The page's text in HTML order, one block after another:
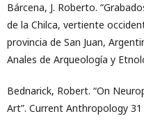
Bárcena, J. Roberto.
de la Chilca, vertiente
provincia de San Juan,
Anales de Arqueología y
Bednarick, Robert. “On
Art”. Current Anthropology 31